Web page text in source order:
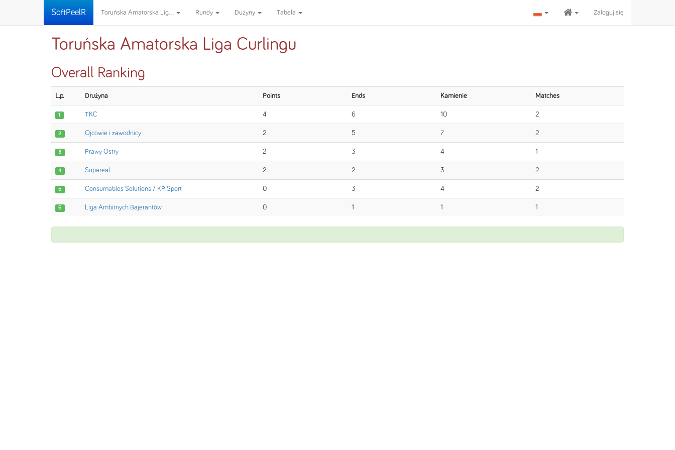
SoftPeelR Toruńska Amatorska Lig... Rundy Dużyny Tabela Zaloguj się
Toruńska Amatorska Liga Curlingu
Overall Ranking
L.p. Drużyna Points Ends Kamienie Matches
1 TKC 4 6 10 2
2 Ojcowie i zawodnicy 2 5 7 2
3 Prawy Ostry 2 3 4 1
4 Supareal 2 2 3 2
5 Consumables Solutions / KP Sport 0 3 4 2
6 Liga Ambitnych Bajerantów 0 1 1 1